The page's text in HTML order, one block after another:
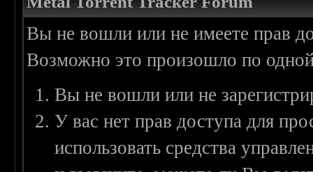
Вы не вошли или не имеете прав
Возможно это произошло по
Вы не вошли или не
У вас нет прав доступа для
использовать средства